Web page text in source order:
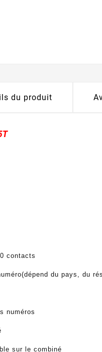
du produit
contacts
du pays, du
numéros
sur le combiné